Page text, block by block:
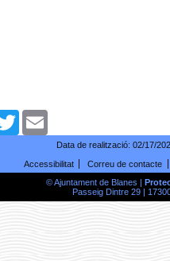
Twitter
Data de realització: 02/17/
Accessibilitat
Correu de contacte
© Ajuntament de Blanes |
Passeig Dintre 29 |